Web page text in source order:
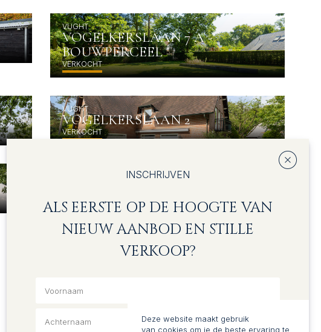
VUGHT
VOGELKERSLAAN 7 A -
BOUWPERCEEL
VERKOCHT
VUGHT
VOGELKERSLAAN 2
VERKOCHT
VERKOCHT
INSCHRIJVEN
ALS EERSTE OP DE HOOGTE VAN
NIEUW AANBOD EN STILLE
VERKOOP?
Deze website maakt gebruik
van cookies om je de beste ervaring te